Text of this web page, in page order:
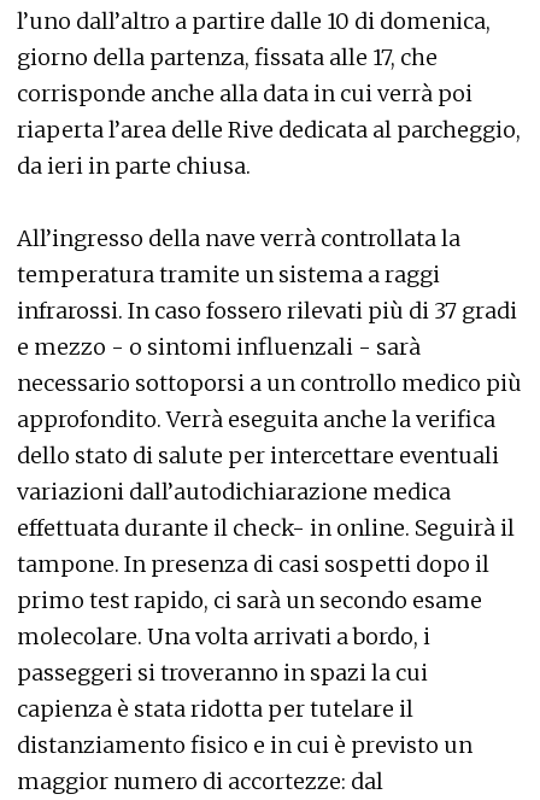
l’uno dall’altro a partire dalle 10 di domenica,
giorno della partenza, fissata alle 17, che
corrisponde anche alla data in cui verrà poi
riaperta l’area delle Rive dedicata al parcheggio,
da ieri in parte chiusa.
All’ingresso della nave verrà controllata la
temperatura tramite un sistema a raggi
infrarossi. In caso fossero rilevati più di 37 gradi
e mezzo - o sintomi influenzali - sarà
necessario sottoporsi a un controllo medico più
approfondito. Verrà eseguita anche la verifica
dello stato di salute per intercettare eventuali
variazioni dall’autodichiarazione medica
effettuata durante il check- in online. Seguirà il
tampone. In presenza di casi sospetti dopo il
primo test rapido, ci sarà un secondo esame
molecolare. Una volta arrivati a bordo, i
passeggeri si troveranno in spazi la cui
capienza è stata ridotta per tutelare il
distanziamento fisico e in cui è previsto un
maggior numero di accortezze: dal